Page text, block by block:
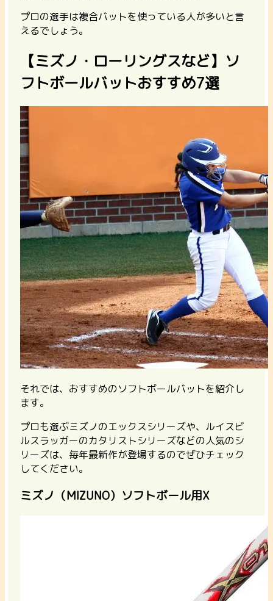
プロの選手は複合バットを使っている人が多いと言
えるでしょう。
【ミズノ・ローリングスなど】ソ
フトボールバットおすすめ7選
それでは、おすすめのソフトボールバットを紹介し
ます。
プロも選ぶミズノのエックスシリーズや、ルイスビ
ルスラッガーのカタリストシリーズなどの人気のシ
リーズは、毎年最新作が登場するのでぜひチェック
してください。
ミズノ（MIZUNO）ソフトボール用X